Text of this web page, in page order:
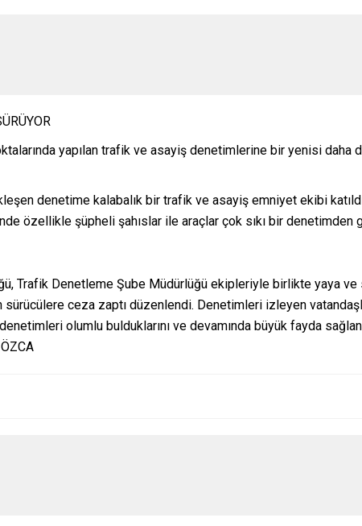
yapılan trafik ve asayiş denetimlerine bir yenisi daha
denetime kalabalık bir trafik ve asayiş emniyet ekibi
özellikle şüpheli şahıslar ile araçlar çok sıkı bir denetimden
Trafik Denetleme Şube Müdürlüğü ekipleriyle birlikte yaya
ceza zaptı düzenlendi. Denetimleri izleyen
olumlu bulduklarını ve devamında büyük fayda